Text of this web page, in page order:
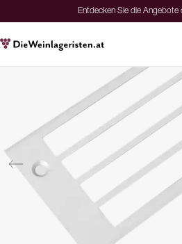
Entdecken Sie die